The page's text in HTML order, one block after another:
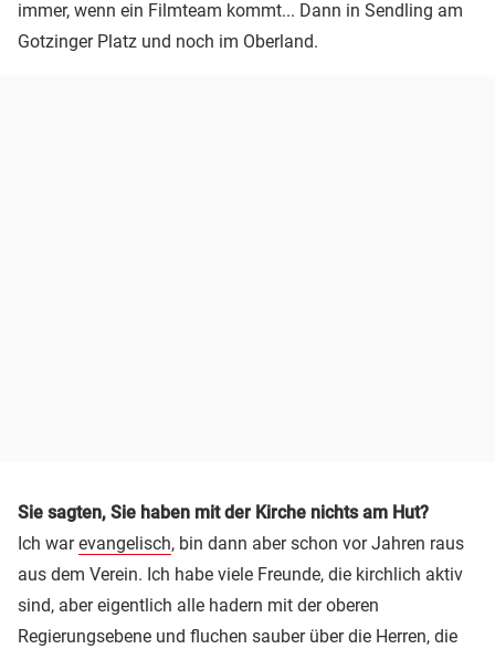
immer, wenn ein Filmteam kommt... Dann in Sendling am
Gotzinger Platz und noch im Oberland.
Sie sagten, Sie haben mit der Kirche nichts am Hut?
Ich warevangelisch, bin dann aber schon vor Jahren raus
aus dem Verein. Ich habe viele Freunde, die kirchlich aktiv
sind, aber eigentlich alle hadern mit der oberen
Regierungsebene und fluchen sauber über die Herren, die